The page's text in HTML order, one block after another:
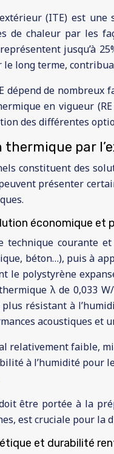
(ITE) est
de chaleur par les
jusqu’à
long terme,
dépend de
en vigueur
des différentes
thermique par
constituent des
présenter
économique et
technique courante
béton…), puis à
le polystyrène
λ de 0,033
plus résistant à
acoustiques et
relativement faible,
à l’humidité pour
être portée à la
est cruciale pour la
et durabilité